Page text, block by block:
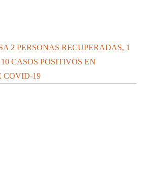
2 PERSONAS RECUPERADAS, 1
CASOS POSITIVOS EN
COVID-19